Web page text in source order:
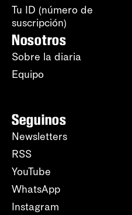
Tu ID (número de
suscripción)
Nosotros
Sobre la diaria
Equipo
Seguinos
Newsletters
RSS
YouTube
WhatsApp
Instagram